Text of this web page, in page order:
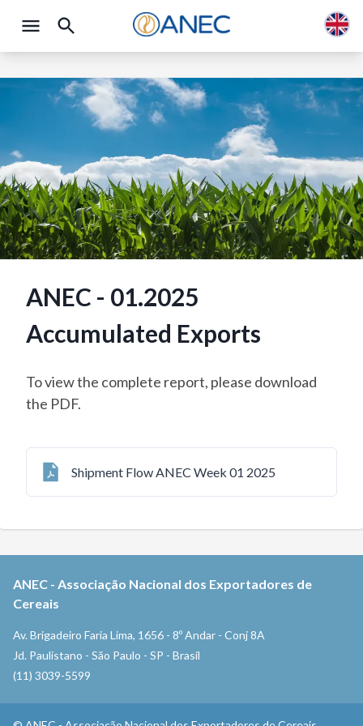
ANEC - 01.2025
Accumulated Exports
To view the complete report, please download
the PDF.
Shipment Flow ANEC Week 01 2025
ANEC - Associação Nacional dos Exportadores de
Cereais
Av. Brigadeiro Faria Lima, 1656 - 8º Andar - Conj 8A
Jd. Paulistano - São Paulo - SP - Brasil
(11) 3039-5599